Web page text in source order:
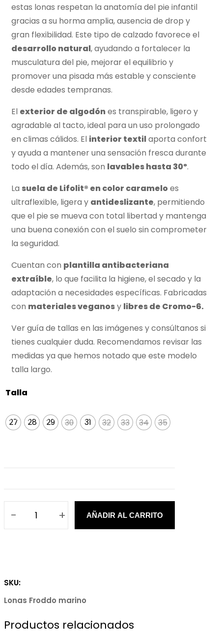
estas lonas respetan la anatomía del pie infantil
gracias a su horma amplia, ausencia de drop y
gran flexibilidad. Este tipo de calzado favorece el
desarrollo natural, ayudando a fortalecer la
musculatura del pie, mejorar el equilibrio y
promover una pisada más estable y consciente
desde edades tempranas.
El exterior de algodónes transpirable, ligero y
agradable al tacto, ideal para un uso prolongado
en climas cálidos. El interior textilaporta confort
y ayuda a mantener una sensación fresca durante
todo el día. Además, son lavables hasta 30º.
La suela de Lifolit® en color carameloes
ultraflexible, ligera y antideslizante, permitiendo
que el pie se mueva con total libertad y mantenga
una buena conexión con el suelo sin comprometer
la seguridad.
Cuentan con plantilla antibacteriana
extraíble, lo que facilita la higiene, el secado y la
adaptación a necesidades específicas. Fabricadas
con materiales veganosy libres de Cromo-6.
Ver guía de tallas en las imágenes y consúltanos si
tienes cualquier duda. Recomendamos revisar las
medidas ya que hemos notado que este modelo
talla largo.
Talla
27 28 29 30
30 31 32
32 33
33 34
34 35
35
a
e
+
- AÑADIR AL CARRITO
SKU:
Lonas Froddo marino
Productos relacionados